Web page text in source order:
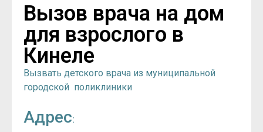
Вызов врача на дом
для взрослого в
Кинеле
Вызвать детского врача из муниципальной
городской поликлиники
Адрес: